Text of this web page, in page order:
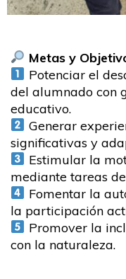
Metas y
Potenciar el
del alumnado con
educativo.
Generar
significativas y
Estimular la
mediante tareas
Fomentar la
la participación
Promover la
con la naturaleza.